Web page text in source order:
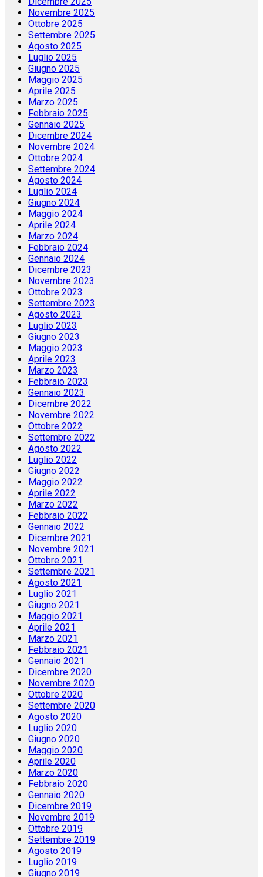
Novembre 2025
Ottobre 2025
Settembre 2025
Agosto 2025
Luglio 2025
Giugno 2025
Maggio 2025
Aprile 2025
Marzo 2025
Febbraio 2025
Gennaio 2025
Dicembre 2024
Novembre 2024
Ottobre 2024
Settembre 2024
Agosto 2024
Luglio 2024
Giugno 2024
Maggio 2024
Aprile 2024
Marzo 2024
Febbraio 2024
Gennaio 2024
Dicembre 2023
Novembre 2023
Ottobre 2023
Settembre 2023
Agosto 2023
Luglio 2023
Giugno 2023
Maggio 2023
Aprile 2023
Marzo 2023
Febbraio 2023
Gennaio 2023
Dicembre 2022
Novembre 2022
Ottobre 2022
Settembre 2022
Agosto 2022
Luglio 2022
Giugno 2022
Maggio 2022
Aprile 2022
Marzo 2022
Febbraio 2022
Gennaio 2022
Dicembre 2021
Novembre 2021
Ottobre 2021
Settembre 2021
Agosto 2021
Luglio 2021
Giugno 2021
Maggio 2021
Aprile 2021
Marzo 2021
Febbraio 2021
Gennaio 2021
Dicembre 2020
Novembre 2020
Ottobre 2020
Settembre 2020
Agosto 2020
Luglio 2020
Giugno 2020
Maggio 2020
Aprile 2020
Marzo 2020
Febbraio 2020
Gennaio 2020
Dicembre 2019
Novembre 2019
Ottobre 2019
Settembre 2019
Agosto 2019
Luglio 2019
Giugno 2019